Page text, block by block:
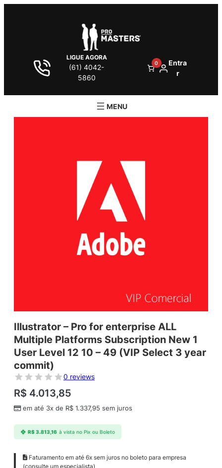
LIGUE AGORA
(61) 4042-
5860
0
Entra
r
Illustrator – Pro for enterprise ALL
Multiple Platforms Subscription New 1
User Level 12 10 – 49 (VIP Select 3 year
commit)
0 reviews
R$ 4.013,85
em até 3x de R$ 1.337,95 sem juros
R$3.813,16 à vista no Pix ou Boleto
Faturamento em até 6x sem juros no boleto para empresa
(consulte um especialista)